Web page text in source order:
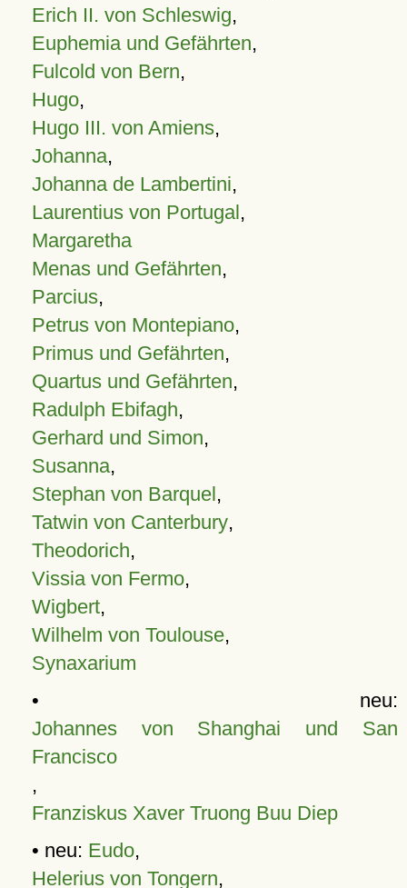
Erich II. von Schleswig,
Euphemia und Gefährten,
Fulcold von Bern,
Hugo,
Hugo III. von Amiens,
Johanna,
Johanna de Lambertini,
Laurentius von Portugal,
Margaretha
Menas und Gefährten,
Parcius,
Petrus von Montepiano,
Primus und Gefährten,
Quartus und Gefährten,
Radulph Ebifagh,
Gerhard und Simon,
Susanna,
Stephan von Barquel,
Tatwin von Canterbury,
Theodorich,
Vissia von Fermo,
Wigbert,
Wilhelm von Toulouse,
Synaxarium
• neu:
Johannes von Shanghai und San
Francisco
,
Franziskus Xaver Truong Buu Diep
• neu: Eudo,
Helerius von Tongern,